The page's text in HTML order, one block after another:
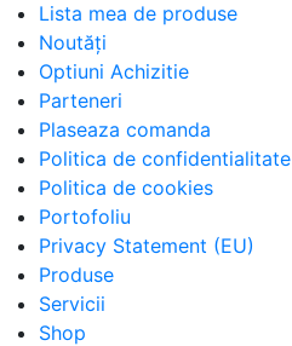
Lista mea de produse
Noutăți
Optiuni Achizitie
Parteneri
Plaseaza comanda
Politica de confidentialitate
Politica de cookies
Portofoliu
Privacy Statement (EU)
Produse
Servicii
Shop